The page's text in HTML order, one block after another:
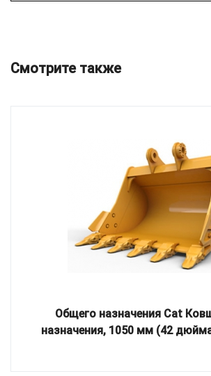
Смотрите также
Общего назначения Cat
назначения, 1050 мм (42